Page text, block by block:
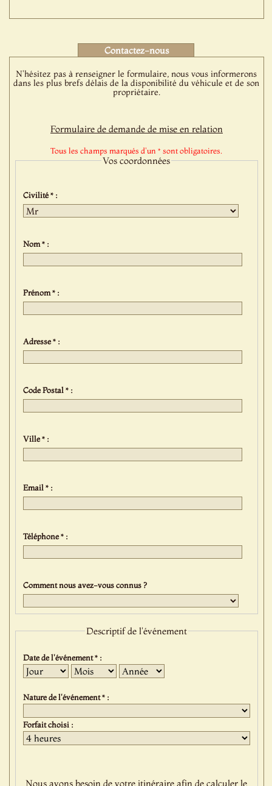
Contactez-nous
N'hésitez pas à renseigner le formulaire, nous vous informerons
dans les plus brefs délais de la disponibilité du véhicule et de son
propriétaire.
Formulaire de demande de mise en relation
Tous les champs marqués d'un * sont obligatoires.
Vos coordonnées
Civilité * :
Nom * :
Prénom * :
Adresse * :
Code Postal * :
Ville * :
Email * :
Téléphone * :
Comment nous avez-vous connus ?
Descriptif de l'événement
Date de l'événement * :
Jour Mois Année
Nature de l'événement * :
Forfait choisi :
Nous avons besoin de votre itinéraire afin de calculer le